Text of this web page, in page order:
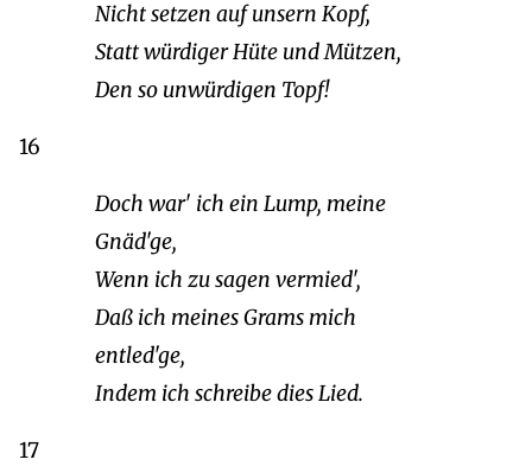
Nicht setzen auf unsern Kopf,
Statt würdiger Hüte und Mützen,
Den so unwürdigen Topf!
16
Doch war' ich ein Lump, meine
Gnäd'ge,
Wenn ich zu sagen vermied',
Daß ich meines Grams mich
entled'ge,
Indem ich schreibe dies Lied.
17